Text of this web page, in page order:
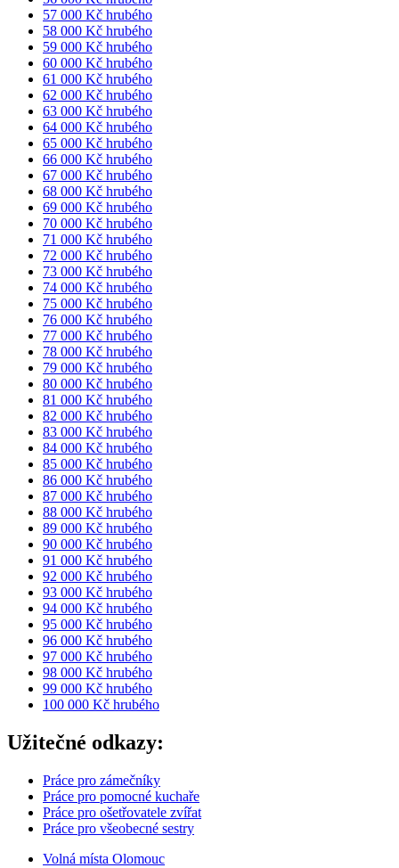
57 000 Kč hrubého
58 000 Kč hrubého
59 000 Kč hrubého
60 000 Kč hrubého
61 000 Kč hrubého
62 000 Kč hrubého
63 000 Kč hrubého
64 000 Kč hrubého
65 000 Kč hrubého
66 000 Kč hrubého
67 000 Kč hrubého
68 000 Kč hrubého
69 000 Kč hrubého
70 000 Kč hrubého
71 000 Kč hrubého
72 000 Kč hrubého
73 000 Kč hrubého
74 000 Kč hrubého
75 000 Kč hrubého
76 000 Kč hrubého
77 000 Kč hrubého
78 000 Kč hrubého
79 000 Kč hrubého
80 000 Kč hrubého
81 000 Kč hrubého
82 000 Kč hrubého
83 000 Kč hrubého
84 000 Kč hrubého
85 000 Kč hrubého
86 000 Kč hrubého
87 000 Kč hrubého
88 000 Kč hrubého
89 000 Kč hrubého
90 000 Kč hrubého
91 000 Kč hrubého
92 000 Kč hrubého
93 000 Kč hrubého
94 000 Kč hrubého
95 000 Kč hrubého
96 000 Kč hrubého
97 000 Kč hrubého
98 000 Kč hrubého
99 000 Kč hrubého
100 000 Kč hrubého
Užitečné odkazy:
Práce pro zámečníky
Práce pro pomocné kuchaře
Práce pro ošetřovatele zvířat
Práce pro všeobecné sestry
Volná místa Olomouc